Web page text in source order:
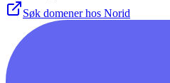
Søk domener hos Norid